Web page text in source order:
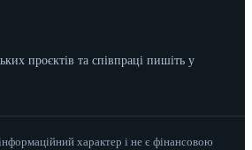
проєктів та співпраці пишіть у
характер і не є фінансовою